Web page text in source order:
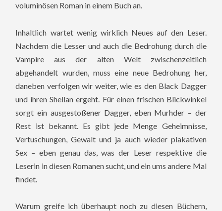
voluminösen Roman in einem Buch an.
Inhaltlich wartet wenig wirklich Neues auf den Leser.
Nachdem die Lesser und auch die Bedrohung durch die
Vampire aus der alten Welt zwischenzeitlich
abgehandelt wurden, muss eine neue Bedrohung her,
daneben verfolgen wir weiter, wie es den Black Dagger
und ihren Shellan ergeht. Für einen frischen Blickwinkel
sorgt ein ausgestoßener Dagger, eben Murhder – der
Rest ist bekannt. Es gibt jede Menge Geheimnisse,
Vertuschungen, Gewalt und ja auch wieder plakativen
Sex – eben genau das, was der Leser respektive die
Leserin in diesen Romanen sucht, und ein ums andere Mal
findet.
Warum greife ich überhaupt noch zu diesen Büchern,